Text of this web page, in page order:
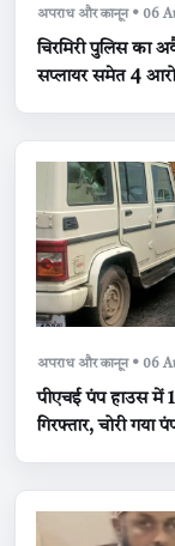
अपराध और कानून • 06
चिरमिरी पुलिस का
सप्लायर समेत 4
अपराध और कानून • 06
पीएचई पंप हाउस में
गिरफ्तार, चोरी गया